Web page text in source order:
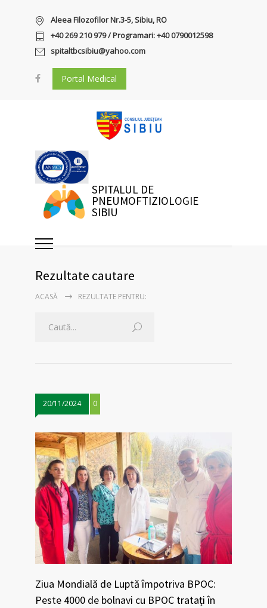
Aleea Filozofilor Nr.3-5, Sibiu, RO
+40 269 210 979 / Programari: +40 0790012598
spitaltbcsibiu@yahoo.com
Portal Medical
SPITALUL DE
PNEUMOFTIZIOLOGIE
SIBIU
Rezultate cautare
ACASĂ REZULTATE PENTRU:
20/11/2024 0
Ziua Mondială de Luptă împotriva BPOC:
Peste 4000 de bolnavi cu BPOC tratați în